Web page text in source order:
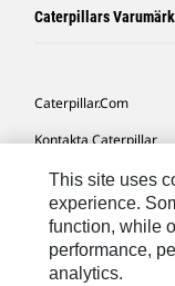
Caterpillars
Caterpillar.com
Kontakta Caterpillar
Mina
Platskarta
Cookie Settings
This site uses
experience.
function, while
performance,
analytics.